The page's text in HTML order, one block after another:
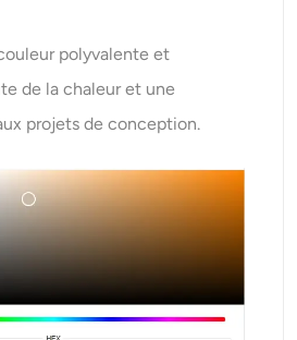
polyvalente et
de la chaleur et une
projets de conception.